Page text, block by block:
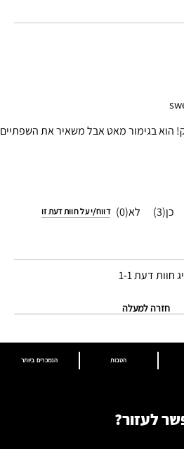
הוא בגימור מאט אבל משאיר את השפתיים
3
0 דווח/י על חוות דעת זו
חוות דעת1-1
חזרה למעלה
הנמכרים ביותר הטבות
לעזור?